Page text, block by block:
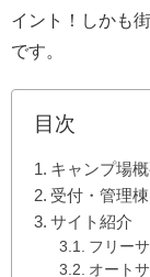
イント！しかも
です。
目次
キャンプ場
受付・管理棟
サイト紹介
フリー
オート